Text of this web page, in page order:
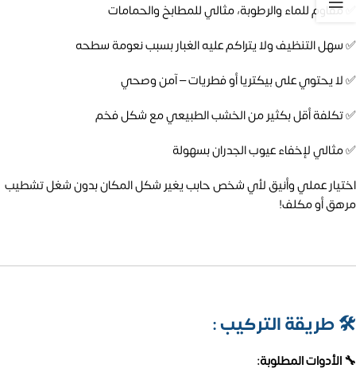
✅ مقاوم للماء والرطوبة، مثالي للمطابخ والحمامات
✅ سهل التنظيف ولا يتراكم عليه الغبار بسبب نعومة سطحه
✅ لا يحتوي على بيكتريا أو فطريات – آمن وصحي
✅ تكلفة أقل بكثير من الخشب الطبيعي مع شكل فخم
✅ مثالي لإخفاء عيوب الجدران بسهولة
اختيار عملي وأنيق لأي شخص حابب يغير شكل المكان بدون شغل تشطيب
مرهق أو مكلف!
🛠️طريقة التركيب :
🔧 الأدوات المطلوبة: